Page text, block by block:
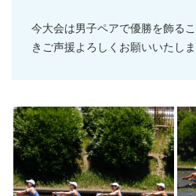
今大会は男子ペアで優勝を飾る
きご声援よろしくお願いいたしま